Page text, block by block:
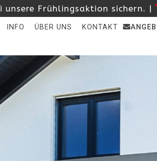
Frühlingsaktion sichern. |
INFO ÜBER UNS KONTAKT